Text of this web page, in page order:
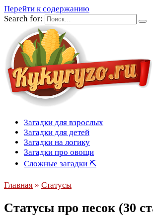
Перейти к содержанию
Search for:
Загадки для взрослых
Загадки для детей
Загадки на логику
Загадки про овощи
Сложные загадки ⛏
Главная » Статусы
Статусы про песок (30